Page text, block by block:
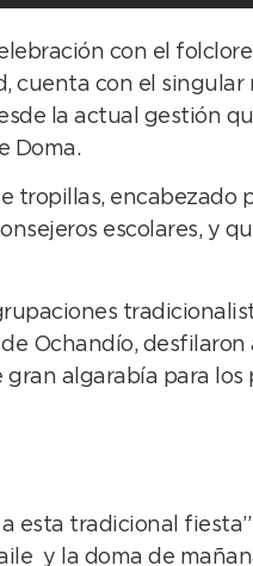
con el
cuenta con el
la actual gestión
Doma.
tropillas, encabezado
escolares, y
Ochandío,
algarabía para los
esta tradicional
y la doma de